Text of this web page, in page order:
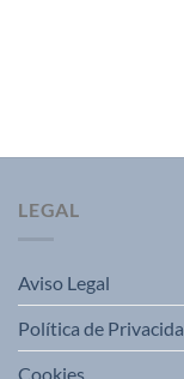
LEGAL
Aviso Legal
Política de
Cookies